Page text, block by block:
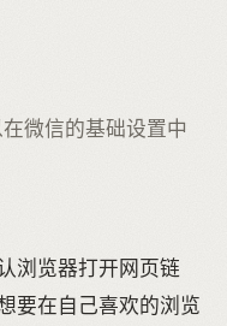
微信的基础设置中
浏览器打开网页链
要在自己喜欢的浏览